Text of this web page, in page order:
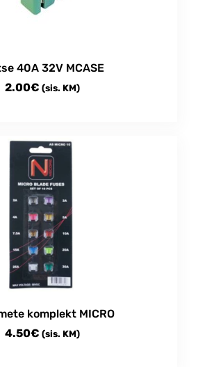
40A 32V MCASE
2.00€ (sis. KM)
komplekt MICRO
4.50€ (sis. KM)